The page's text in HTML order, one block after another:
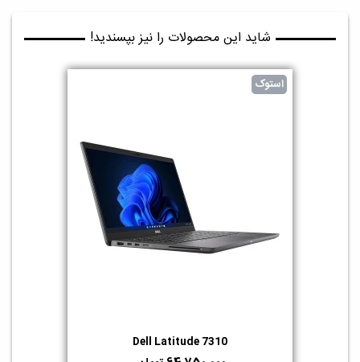
شاید این محصولات را نیز بپسندید!
استوک
Dell Latitude 7310